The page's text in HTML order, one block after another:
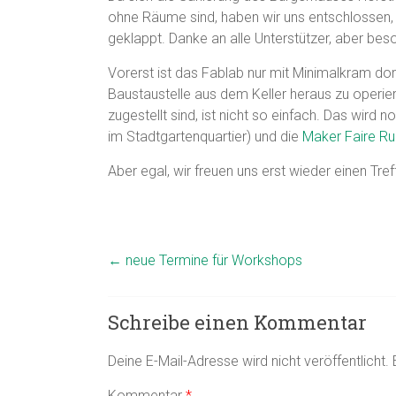
ohne Räume sind, haben wir uns
geklappt. Danke an alle Unterstützer, aber
Vorerst ist das Fablab nur mit Minimalkram
Baustaustelle aus dem Keller heraus zu
zugestellt sind, ist nicht so einfach. Das wird
im Stadtgartenquartier) und die Maker Faire
Aber egal, wir freuen uns erst wieder einen
← neue Termine für Workshops
Schreibe einen Kommentar
Deine E-Mail-Adresse wird nicht veröffentlicht.